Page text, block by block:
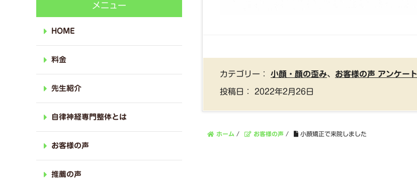
カテゴリー： 小顔・顔の歪み、 お客様の声 アンケート
投稿日： 2022年2月26日
ホーム / お客様の声 / 小顔矯正で来院しました
メニュー
HOME
料金
先生紹介
自律神経専門整体とは
お客様の声
推薦の声